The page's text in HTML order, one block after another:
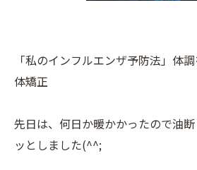
「私のインフルエンザ予防法」体
体矯正
先日は、何日か暖かかったので油
ッとしました(^^;